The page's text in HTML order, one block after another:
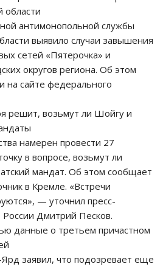
области
антимонопольной службы
выявило случаи завышения
сетей «Пятерочка» и
округов региона. Об этом
на сайте федерального
решит, возьмут ли Шойгу и
намерен провести 27
в вопросе, возьмут ли
мандат. Об этом сообщает
в Кремле. «Встречи
— уточнил пресс-
России Дмитрий Песков.
данные о третьем причастном
заявил, что подозревает еще